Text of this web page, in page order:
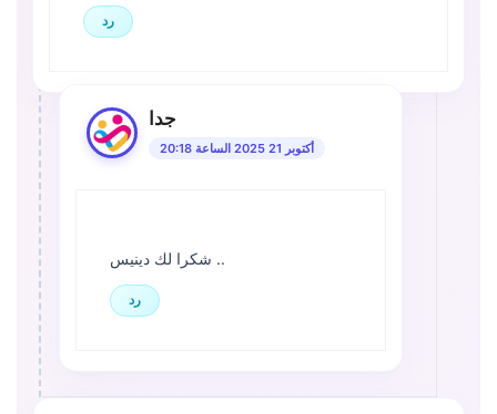
رد
جدا
أكتوبر 21 2025 الساعة 20:18
شكرا لك دينيس ..
رد